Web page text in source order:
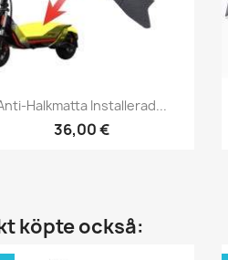
Snabbvy
Halkmatta Installerad...
36,00 €
köpte också: